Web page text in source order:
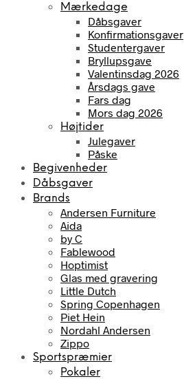
Mærkedage
Dåbsgaver
Konfirmationsgaver
Studentergaver
Bryllupsgave
Valentinsdag 2026
Årsdags gave
Fars dag
Mors dag 2026
Højtider
Julegaver
Påske
Begivenheder
Dåbsgaver
Brands
Andersen Furniture
Aida
by C
Fablewood
Hoptimist
Glas med gravering
Little Dutch
Spring Copenhagen
Piet Hein
Nordahl Andersen
Zippo
Sportspræmier
Pokaler